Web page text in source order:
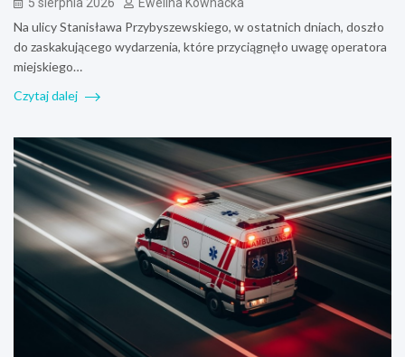
5 sierpnia 2026 Ewelina Kownacka
Na ulicy Stanisława Przybyszewskiego, w ostatnich dniach, doszło
do zaskakującego wydarzenia, które przyciągnęło uwagę operatora
miejskiego…
Czytaj dalej